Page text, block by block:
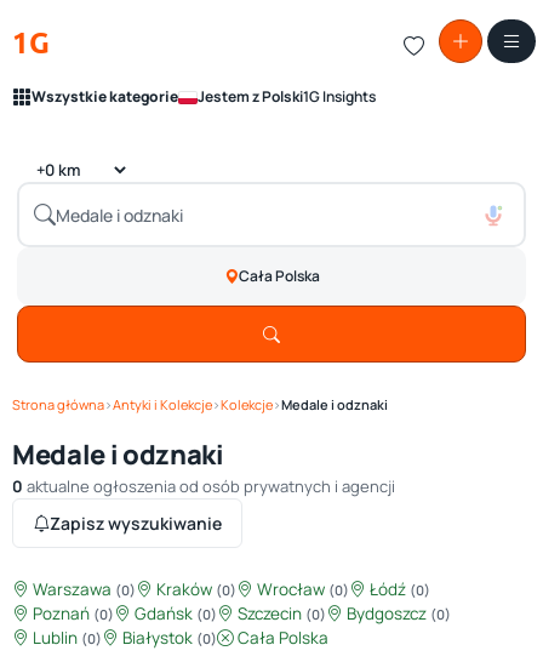
1G
Wszystkie kategorie Jestem z Polski1G Insights
Cała Polska
Strona główna›Antyki i Kolekcje›Kolekcje›Medale i odznaki
Medale i odznaki
0 aktualne ogłoszenia od osób prywatnych i agencji
Zapisz wyszukiwanie
Warszawa (0) Kraków (0) Wrocław (0) Łódź (0)
Poznań (0) Gdańsk (0) Szczecin (0) Bydgoszcz (0)
Lublin (0) Białystok (0) Cała Polska